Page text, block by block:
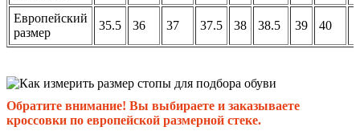
Европейский
размер
35.5 36 37 37.5 38 38.5 39 40
Обратите внимание! Вы выбираете и заказываете
кроссовки по европейской размерной стеке.